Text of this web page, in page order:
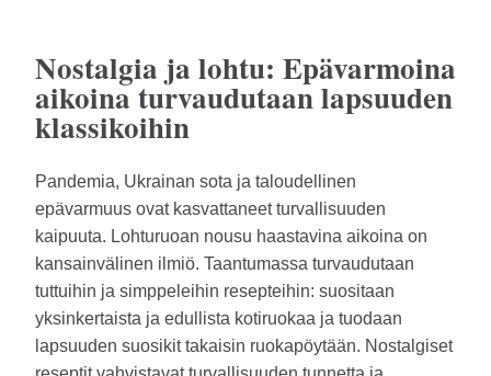
Nostalgia ja lohtu: Epävarmoina
aikoina turvaudutaan lapsuuden
klassikoihin
Pandemia, Ukrainan sota ja taloudellinen
epävarmuus ovat kasvattaneet turvallisuuden
kaipuuta. Lohturuoan nousu haastavina aikoina on
kansainvälinen ilmiö. Taantumassa turvaudutaan
tuttuihin ja simppeleihin resepteihin: suositaan
yksinkertaista ja edullista kotiruokaa ja tuodaan
lapsuuden suosikit takaisin ruokapöytään. Nostalgiset